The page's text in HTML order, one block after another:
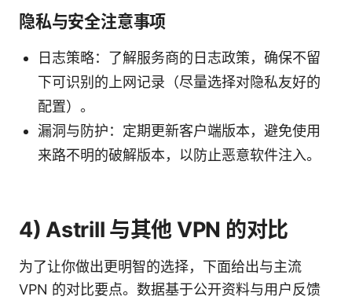
隐私与安全注意事项
日志策略：了解服务商的日志政策，确保不留
下可识别的上网记录（尽量选择对隐私友好的
配置）。
漏洞与防护：定期更新客户端版本，避免使用
来路不明的破解版本，以防止恶意软件注入。
4) Astrill 与其他 VPN 的对比
为了让你做出更明智的选择，下面给出与主流
VPN 的对比要点。数据基于公开资料与用户反馈